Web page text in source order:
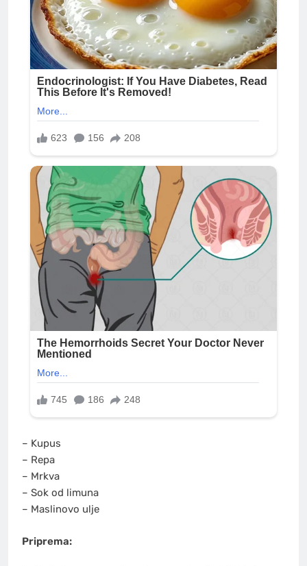
– Kupus
– Repa
– Mrkva
– Sok od limuna
– Maslinovo ulje
Priprema: